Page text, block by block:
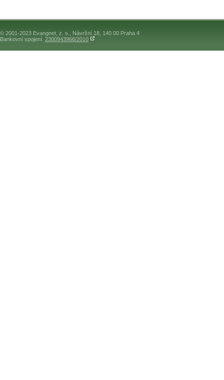
© 2001-2023 Evangnet, z. s., Návršní 18, 140 00 Praha 4
Bankovní spojení: 2300943966/2010